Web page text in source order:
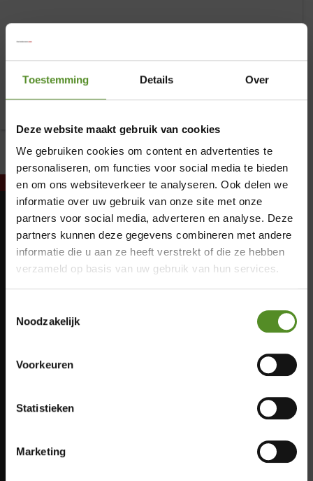
Toestemming Details Over
Deze website maakt gebruik van cookies
We gebruiken cookies om content en advertenties te
personaliseren, om functies voor social media te bieden
en om ons websiteverkeer te analyseren. Ook delen we
informatie over uw gebruik van onze site met onze
partners voor social media, adverteren en analyse. Deze
partners kunnen deze gegevens combineren met andere
informatie die u aan ze heeft verstrekt of die ze hebben
verzameld op basis van uw gebruik van hun services.
Noodzakelijk
Voorkeuren
Statistieken
Marketing
ErkendMatras tweepersoons
Maandag: Gesloten
Dinsdag: Gesloten
Woensdag: Gesloten
Zondag: 12:00 – 17:00
Showroom Breda
Vrijdag 12:00 – 17:00
Zondag 12:00 – 17:00
×